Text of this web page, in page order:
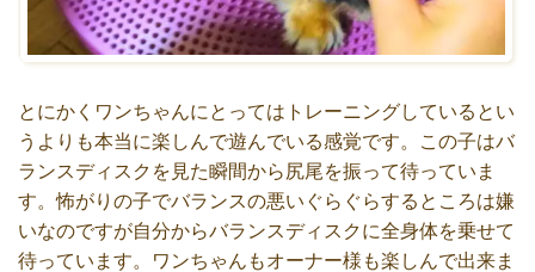
とにかくワンちゃんにとってはトレーニングしているとい
うよりも本当に楽しんで遊んでいる感覚です。この子はバ
ランスディスクを見た瞬間から尻尾を振って待っていま
す。怖がりの子でバランスの悪いぐらぐらするところは嫌
いなのですが自分からバランスディスクに全身体を乗せて
待っています。ワンちゃんもオーナー様も楽しんで出来ま